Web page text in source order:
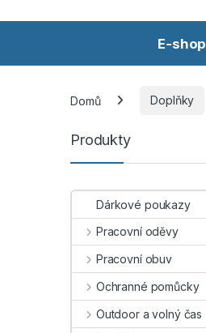
E-shop
Domů Doplňky
Produkty
Dárkové poukazy
Pracovní oděvy
Pracovní obuv
Ochranné pomůcky
Outdoor a volný čas